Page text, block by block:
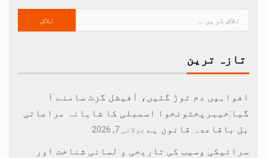
تازہ ترین
افواہیں دم توڑ گئیں، آفیشل گزٹ سامنے آ
گیا:خیبرپختونخوا اسمبلی کا شاہانہ مراعاتی
بل باقاعدہ قانون ہے جولائی 7, 2026
سرائیکی وسیب کی تاریخی و لسانی شناخت اور